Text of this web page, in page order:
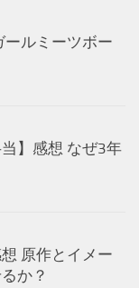
ールミーツボー
】感想 なぜ3年
原作とイメー
か？